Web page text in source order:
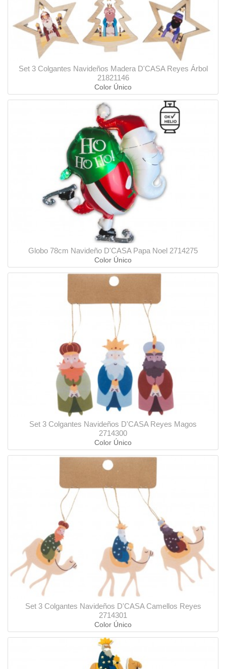
Set 3 Colgantes Navideños Madera D'CASA Reyes Árbol
21821146
Color Único
Globo 78cm Navideño D'CASA Papa Noel 2714275
Color Único
Set 3 Colgantes Navideños D'CASA Reyes Magos
2714300
Color Único
Set 3 Colgantes Navideños D'CASA Camellos Reyes
2714301
Color Único